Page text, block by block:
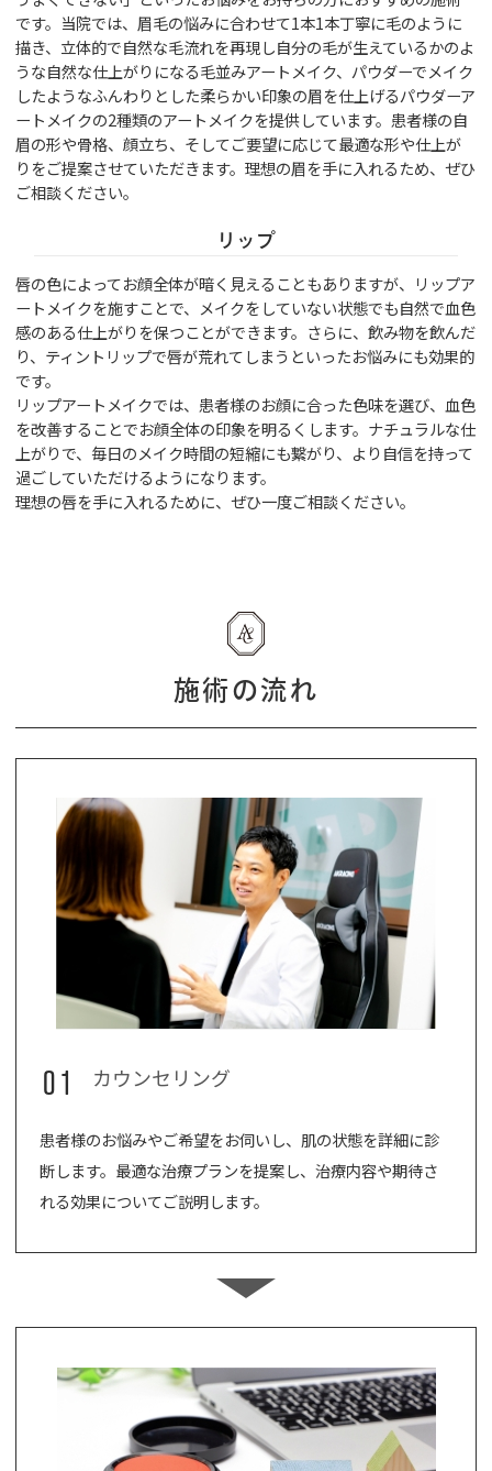
です。当院では、眉毛の悩みに合わせて1本1本丁寧に毛のように
描き、立体的で自然な毛流れを再現し自分の毛が生えているかのよ
うな自然な仕上がりになる毛並みアートメイク、パウダーでメイク
したようなふんわりとした柔らかい印象の眉を仕上げるパウダーア
ートメイクの2種類のアートメイクを提供しています。患者様の自
眉の形や骨格、顔立ち、そしてご要望に応じて最適な形や仕上が
りをご提案させていただきます。理想の眉を手に入れるため、ぜひ
ご相談ください。
リップ
唇の色によってお顔全体が暗く見えることもありますが、リップア
ートメイクを施すことで、メイクをしていない状態でも自然で血色
感のある仕上がりを保つことができます。さらに、飲み物を飲んだ
り、ティントリップで唇が荒れてしまうといったお悩みにも効果的
です。
リップアートメイクでは、患者様のお顔に合った色味を選び、血色
を改善することでお顔全体の印象を明るくします。ナチュラルな仕
上がりで、毎日のメイク時間の短縮にも繋がり、より自信を持って
過ごしていただけるようになります。
理想の唇を手に入れるために、ぜひ一度ご相談ください。
施術の流れ
01 カウンセリング
患者様のお悩みやご希望をお伺いし、肌の状態を詳細に診
断します。最適な治療プランを提案し、治療内容や期待さ
れる効果についてご説明します。